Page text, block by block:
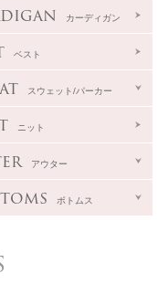
カーディガン
ベスト
スウェット/パーカー
ニット
アウター
ボトムス